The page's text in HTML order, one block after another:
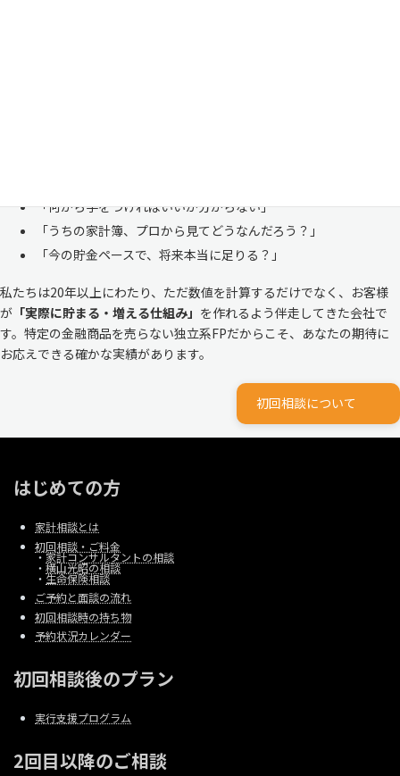
「何から手をつければいいか分からない」
「うちの家計簿、プロから見てどうなんだろう？」
「今の貯金ペースで、将来本当に足りる？」
私たちは20年以上にわたり、ただ数値を計算するだけでなく、お客様
が 「実際に貯まる・増える仕組み」 を作れるよう伴走してきた会社で
す。特定の金融商品を売らない独立系FPだからこそ、あなたの期待に
お応えできる確かな実績があります。
初回相談について
はじめての方
家計相談とは
初回相談・ご料金
・家計コンサルタントの相談
・ 横山光昭の相談
・ 生命保険相談
ご予約と面談の流れ
初回相談時の持ち物
予約状況カレンダー
初回相談後のプラン
実行支援プログラム
2回目以降のご相談